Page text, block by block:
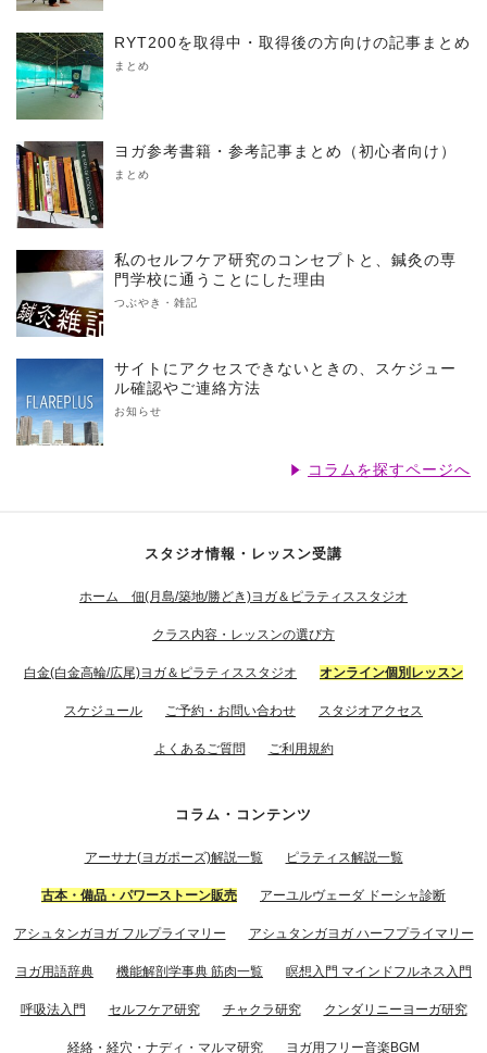
RYT200を取得中・取得後の方向けの記事まとめ
まとめ
ヨガ参考書籍・参考記事まとめ（初心者向け）
まとめ
私のセルフケア研究のコンセプトと、鍼灸の専
門学校に通うことにした理由
つぶやき・雑記
サイトにアクセスできないときの、スケジュー
ル確認やご連絡方法
お知らせ
コラムを探すページへ
スタジオ情報・レッスン受講
ホーム 佃(月島/築地/勝どき)ヨガ＆ピラティススタジオ
クラス内容・レッスンの選び方
白金(白金高輪/広尾)ヨガ＆ピラティススタジオ オンライン個別レッスン
スケジュール ご予約・お問い合わせ スタジオアクセス
よくあるご質問 ご利用規約
コラム・コンテンツ
アーサナ(ヨガポーズ)解説一覧 ピラティス解説一覧
古本・備品・パワーストーン販売 アーユルヴェーダ ドーシャ診断
アシュタンガヨガ フルプライマリー アシュタンガヨガ ハーフプライマリー
ヨガ用語辞典 機能解剖学事典 筋肉一覧 瞑想入門 マインドフルネス入門
呼吸法入門 セルフケア研究 チャクラ研究 クンダリニーヨーガ研究
経絡・経穴・ナディ・マルマ研究 ヨガ用フリー音楽BGM